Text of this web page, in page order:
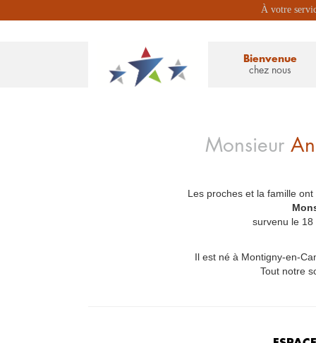
À votre
Bienvenue
chez nous
Monsieur
Les proches et la famille
survenu le
Il est né à Montigny-en-
Tout notre